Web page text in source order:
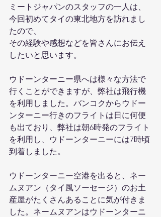
ミートジャパンのスタッフの一人は、
今回初めてタイの東北地方を訪れまし
たので、
その経験や感想などを皆さんにお伝え
したいと思います。
ウドーンターニー県へは様々な方法で
行くことができますが、弊社は飛行機
を利用しました。バンコクからウドー
ンターニー行きのフライトは日に何便
も出ており、弊社は朝6時発のフライト
を利用し、ウドーンターニーには7時頃
到着しました。
ウドーンターニー空港を出ると、ネー
ムヌアン（タイ風ソーセージ）のお土
産屋がたくさんあることに気が付きま
した。ネームヌアンはウドーンターニ